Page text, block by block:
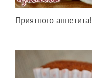
Приятного аппетита!